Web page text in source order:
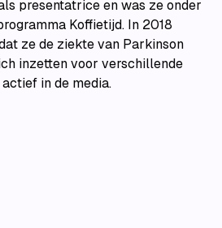
presentatrice en was ze onder
Koffietijd. In 2018
ze de ziekte van Parkinson
inzetten voor verschillende
in de media.